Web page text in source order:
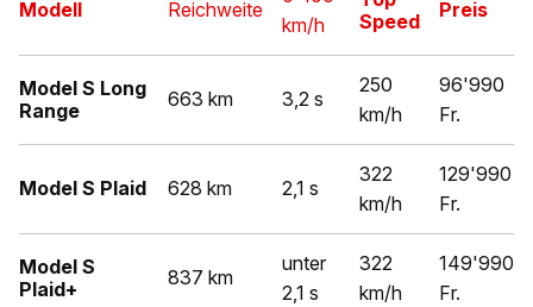
Modell Reichweite
km/h
Speed
Preis
Model S Long
Range
663 km 3,2 s
250
km/h
96'990
Fr.
Model S Plaid 628 km 2,1 s
322
km/h
129'990
Fr.
Model S
Plaid+
837 km
unter
2,1 s
322
km/h
149'990
Fr.